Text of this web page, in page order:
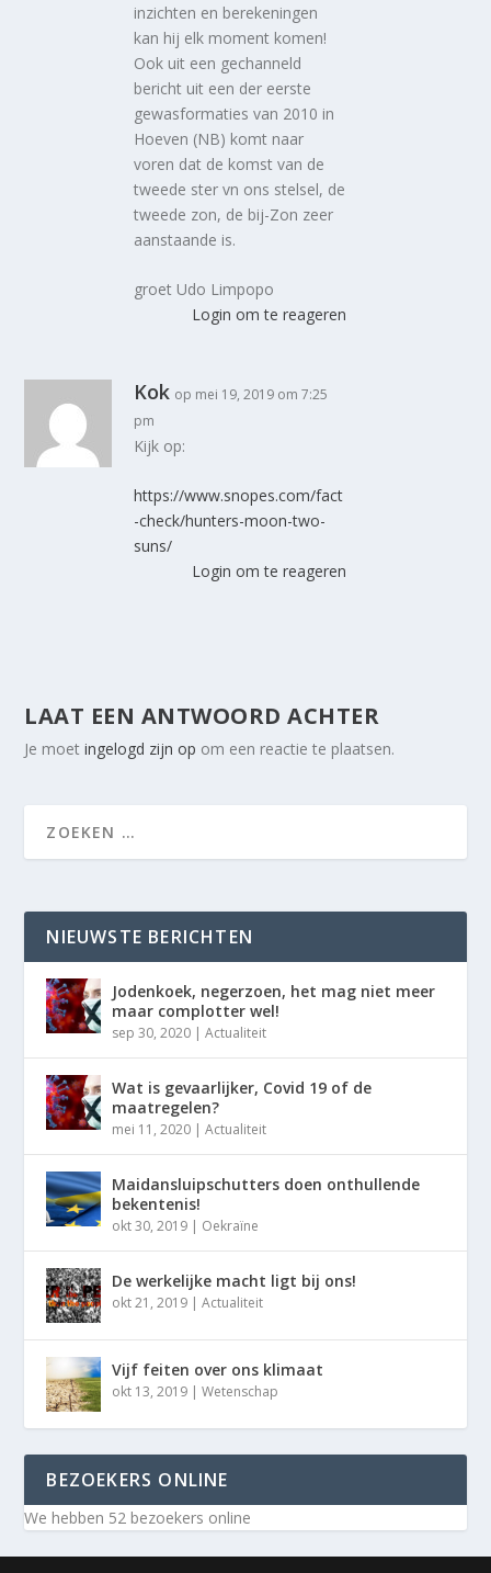
inzichten en berekeningen
kan hij elk moment komen!
Ook uit een gechanneld
bericht uit een der eerste
gewasformaties van 2010 in
Hoeven (NB) komt naar
voren dat de komst van de
tweede ster vn ons stelsel, de
tweede zon, de bij-Zon zeer
aanstaande is.
groet Udo Limpopo
Login om te reageren
Kok op mei 19, 2019 om 7:25
pm
Kijk op:
https://www.snopes.com/fact
-check/hunters-moon-two-
suns/
Login om te reageren
LAAT EEN ANTWOORD ACHTER
Je moetingelogd zijn op om een reactie te plaatsen.
NIEUWSTE BERICHTEN
Jodenkoek, negerzoen, het mag niet meer
maar complotter wel!
sep 30, 2020 |Actualiteit
Wat is gevaarlijker, Covid 19 of de
maatregelen?
mei 11, 2020 |Actualiteit
Maidansluipschutters doen onthullende
bekentenis!
okt 30, 2019 | Oekraïne
De werkelijke macht ligt bij ons!
okt 21, 2019 |Actualiteit
Vijf feiten over ons klimaat
okt 13, 2019 |Wetenschap
BEZOEKERS ONLINE
We hebben 52 bezoekers online